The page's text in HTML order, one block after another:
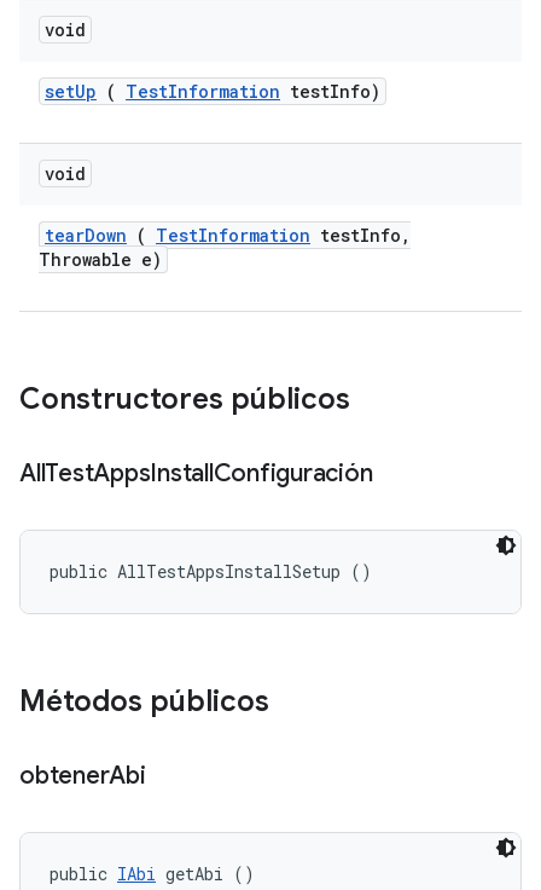
void
setUp ( TestInformation testInfo)
void
tearDown ( TestInformation testInfo ,
Throwable e)
Constructores públicos
AllTestAppsInstallConfiguración
public AllTestAppsInstallSetup ()
Métodos públicos
obtenerAbi
public IAbi getAbi ()